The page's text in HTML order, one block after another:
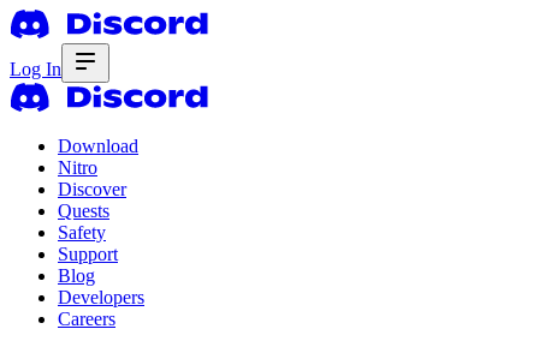
Log In
Download
Nitro
Discover
Quests
Safety
Support
Blog
Developers
Careers